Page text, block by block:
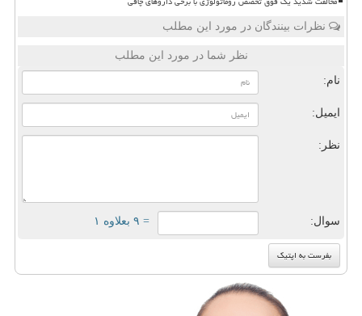
نظرات بینندگان در مورد این مطلب
نظر شما در مورد این مطلب
نام:
ایمیل:
نظر:
سوال: = ۹ بعلاوه ۱